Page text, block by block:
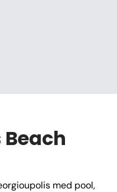
med pool,